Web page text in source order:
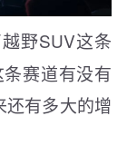
野SUV这条
赛道有没有
还有多大的增